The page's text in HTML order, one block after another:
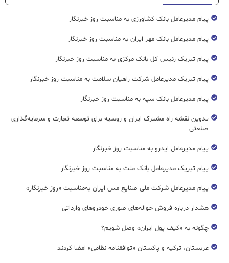
پیام مدیرعامل بانک کشاورزی به مناسبت روز خبرنگار
پیام مدیرعامل بانک مهر ایران به مناسبت روز خبرنگار
پیام تبریک رئیس کل بانک مرکزی به مناسبت روز خبرنگار
پیام تبریک مدیرعامل شرکت راهیان سلامت به مناسبت روز خبرنگار
پیام مدیرعامل بانک سپه به مناسبت روز خبرنگار
تدوین نقشه راه مشترک ایران و روسیه برای توسعه تجارت و سرمایه‌گذاری
صنعتی
پیام مدیرعامل ایدرو به مناسبت روز خبرنگار
پیام تبریک مدیرعامل بانک ملت به مناسبت روز خبرنگار
پیام مدیرعامل شرکت ملی صنایع مس ایران به‌مناسبت «روز خبرنگار»
هشدار درباره فروش حواله‌های صوری خودروهای وارداتی
چگونه به «کیف پول ایران» وصل شویم؟
عربستان، ترکیه و پاکستان «توافقنامه نظامی» امضا کردند